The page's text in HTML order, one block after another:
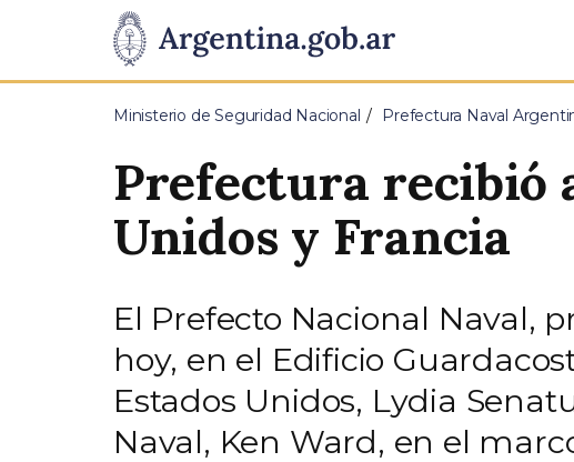
Presidencia
de
Pasar al contenido principal
Ministerio de Seguridad Nacional Prefectura Naval
Prefectura recibió
Unidos y Francia
El Prefecto Nacional Naval,
hoy, en el Edificio
Estados Unidos, Lydia
Naval, Ken Ward, en el